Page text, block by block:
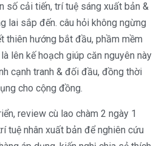
số cải tiến, trí tuệ sáng xuất bản &
lai sắp đến. câu hỏi không ngừng
thiên hướng bắt đầu, phầm mềm
lên kế hoạch giúp căn nguyên này
cạnh tranh & đối đầu, đồng thời
cho cộng đồng.
review cù lao chàm 2 ngày 1
tuệ nhân xuất bản để nghiên cứu